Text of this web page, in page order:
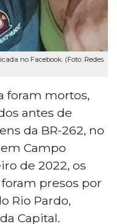
no Facebook. (Foto: Redes
foram mortos,
antes de
da BR-262, no
Campo
de 2022, os
presos por
Rio Pardo,
Capital.